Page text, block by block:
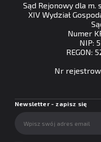
Sąd Rejonowy dla m.
XIV Wydział
Numer
NIP:
REGON:
Nr
Newsletter - zapisz się